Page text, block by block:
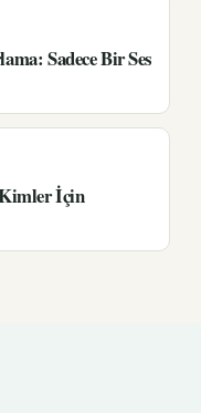
Sadece Bir Ses
İçin